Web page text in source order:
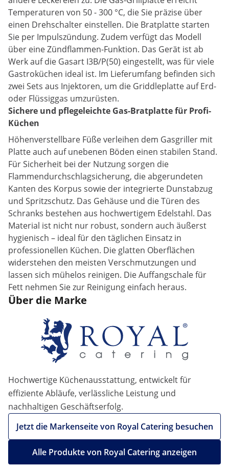
Temperaturen von 50 - 300 °C, die Sie präzise über
einen Drehschalter einstellen. Die Bratplatte starten
Sie per Impulszündung. Zudem verfügt das Modell
über eine Zündflammen-Funktion. Das Gerät ist ab
Werk auf die Gasart I3B/P(50) eingestellt, was für viele
Gastroküchen ideal ist. Im Lieferumfang befinden sich
zwei Sets aus Injektoren, um die Griddleplatte auf Erd-
oder Flüssiggas umzurüsten.
Sichere und pflegeleichte Gas-Bratplatte für Profi-
Küchen
Höhenverstellbare Füße verleihen dem Gasgriller mit
Platte auch auf unebenen Böden einen stabilen Stand.
Für Sicherheit bei der Nutzung sorgen die
Flammendurchschlagsicherung, die abgerundeten
Kanten des Korpus sowie der integrierte Dunstabzug
und Spritzschutz. Das Gehäuse und die Türen des
Schranks bestehen aus hochwertigem Edelstahl. Das
Material ist nicht nur robust, sondern auch äußerst
hygienisch – ideal für den täglichen Einsatz in
professionellen Küchen. Die glatten Oberflächen
widerstehen den meisten Verschmutzungen und
lassen sich mühelos reinigen. Die Auffangschale für
Fett nehmen Sie zur Reinigung einfach heraus.
Über die Marke
Hochwertige Küchenausstattung, entwickelt für
effiziente Abläufe, verlässliche Leistung und
nachhaltigen Geschäftserfolg.
Jetzt die Markenseite von Royal Catering besuchen
Alle Produkte von Royal Catering anzeigen